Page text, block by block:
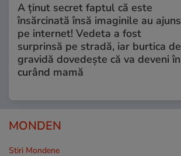
A ținut secret faptul că este
însărcinată însă imaginile au ajuns
pe internet! Vedeta a fost
surprinsă pe stradă, iar burtica de
gravidă dovedește că va deveni în
curând mamă
MONDEN
Stiri Mondene